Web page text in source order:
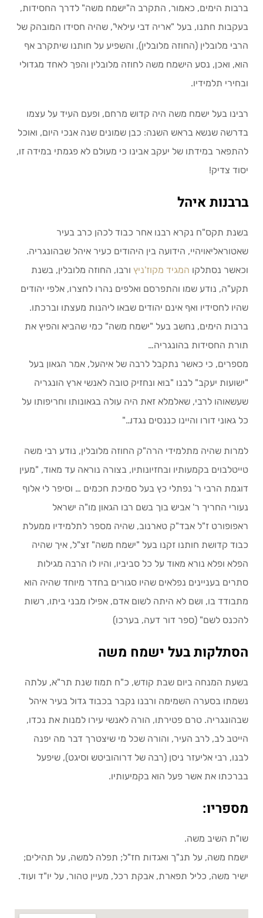
ברבות הימים, כאמור, התקרב ה"ישמח משה" לדרך החסידות,
בעקבות חתנו, בעל "אריה דבי עילאי", שהיה חסידו המובהק של
הרבי מלובלין (החוזה מלובלין), והשפיע על חותנו שיתקרב אף
הוא, ואכן, נסע הישמח משה לחוזה מלובלין והפך לאחד מגדולי
ובחירי תלמידיו.
רבינו בעל ישמח משה היה קדוש מרחם, ופעם העיד על עצמו
בדרשה שנשא בראש השנה: כבן שמונים שנה אנכי היום, ואוכל
להתפאר במידתו של יעקב אבינו כי מעולם לא פגמתי במידה זו,
יסוד צדיק!
ברבנות איהל
בשנת תקס"ח נקרא רבנו אחר כבוד לכהן כרב בעיר
שאטוראליאויהיי, הידועה בין היהודים כעיר איהל שבהונגריה.
וכאשר נסתלקו המגיד מקוז'ניץ ורבו, החוזה מלובלין, בשנת
תקע"ה, נודע שמו והתפרסם ואלפים נהרו לחצרו, אלפי יהודים
שהיו לחסידיו ואף אינם יהודים שבאו ליהנות מעצתו וברכתו.
ברבות הימים, נחשב בעל "ישמח משה" כמי שהביא והפיץ את
תורת החסידות בהונגריה…
מספרים, כי כאשר נתקבל לרבה של איהעל, אמר הגאון בעל
"ישועות יעקב" לבנו "בוא ונחזיק טובה לאנשי ארץ הונגריה
שעשאוהו לרבי, שאלמלא זאת היה עולה בגאונותו וחריפותו על
כל גאוני דורו והיינו כננסים נגדו…"
למרות שהיה מתלמידי הרה"ק החוזה מלובלין, נודע רבי משה
טייטלבוים בקמעותיו ובחזיונותיו, בצורה נוראה עד מאוד, "מעין
דוגמת הרבי ר' נפתלי כץ בעל סמיכת חכמים … וסיפר לי אלוף
נעורי החריך ר' אביש בוך בשם רבו הגאון מו"ה ישראל
ראפופורט ז"ל אבד"ק טארנוב, שהיה מספר לתלמידיו ממעלת
כבוד קדושת חותנו זקנו בעל "ישמח משה" זצ"ל, איך שהיה
הפלא ופלא נורא מאוד על כל סביביו, והיו לו הרבה מגילות
סתרים בעניינים נפלאים שהיו סגורים בחדר מיוחד שהיה הוא
מתבודד בו, ושם לא היתה לשום אדם, אפילו מבני ביתו, רשות
להכנס לשם" (ספר דור דעה, בערכו)
הסתלקות בעל ישמח משה
בשעת המנחה ביום שבת קודש, כ"ח תמוז שנת תר"א, עלתה
נשמתו בסערה השמימה ורבנו נקבר בכבוד גדול בעיר איהל
שבהונגריה. טרם פטירתו, הורה לאנשי עירו למנות את נכדו,
הייטב לב, לרב העיר, והורה שכל מי שיצטרך דבר מה יפנה
לבנו, רבי אליעזר ניסן (רבה של דרוהוביטש וסיגט), שיפעל
בברכתו את אשר פעל הוא בקמיעותיו.
מספריו:
שו"ת השיב משה.
ישמח משה, על תנ"ך ואגדות חז"ל; תפלה למשה, על תהילים;
ישיר משה, כליל תפארת, אבקת רכל, מעיין טהור, על יו"ד ועוד.